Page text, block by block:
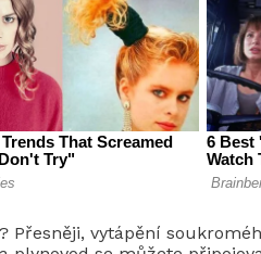
Přesněji, vytápění